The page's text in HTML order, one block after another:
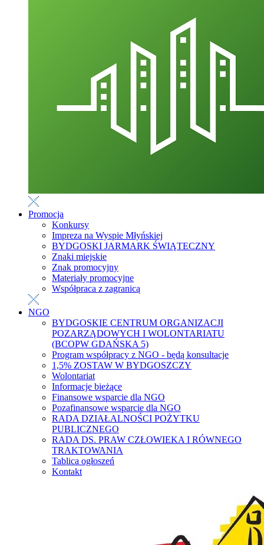
Promocja
Konkursy
Impreza na Wyspie Młyńskiej
BYDGOSKI JARMARK ŚWIĄTECZNY
Znaki miejskie
Znak promocyjny
Materiały promocyjne
Współpraca z zagranicą
NGO
BYDGOSKIE CENTRUM ORGANIZACJI
POZARZĄDOWYCH I WOLONTARIATU
(BCOPW GDAŃSKA 5)
Program współpracy z NGO - będą konsultacje
1,5% ZOSTAW W BYDGOSZCZY
Wolontariat
Informacje bieżące
Finansowe wsparcie dla NGO
Pozafinansowe wsparcie dla NGO
RADA DZIAŁALNOŚCI POŻYTKU
PUBLICZNEGO
RADA DS. PRAW CZŁOWIEKA I RÓWNEGO
TRAKTOWANIA
Tablica ogłoszeń
Kontakt